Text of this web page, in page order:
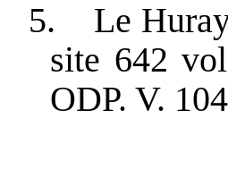
5.
Le
site 642
ODP. V.